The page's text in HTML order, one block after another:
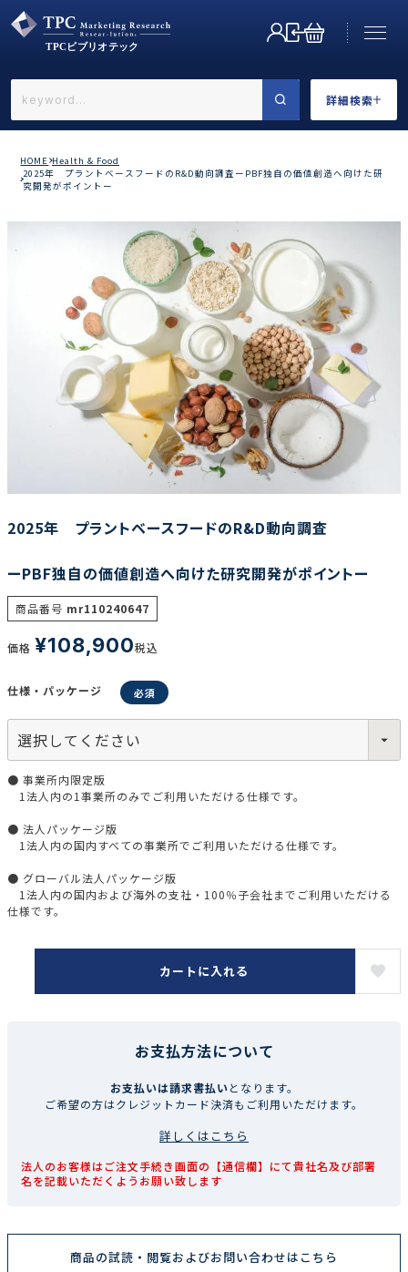
詳細検索
←戻る
業界で選ぶ
カテゴリで選ぶ
リセット
HOME Health & Food
2025年 プラントベースフードのR&D動向調査ーPBF独自の価値創造へ向けた研
究開発がポイントー
2025年 プラントベースフードのR&D動向調査
ーPBF独自の価値創造へ向けた研究開発がポイントー
商品番号 mr110240647
価格 ¥108,900税込
仕様・パッケージ
● 事業所内限定版
1法人内の1事業所のみでご利用いただける仕様です。
● 法人パッケージ版
1法人内の国内すべての事業所でご利用いただける仕様です。
● グローバル法人パッケージ版
1法人内の国内および海外の支社・100％子会社までご利用いただける
仕様です。
カートに入れる
お支払方法について
お支払いは請求書払いとなります。
ご希望の方はクレジットカード決済もご利用いただけます。
詳しくはこちら
法人のお客様はご注文手続き画面の【通信欄】にて貴社名及び部署
名を記載いただくようお願い致します
商品の試読・閲覧およびお問い合わせはこちら